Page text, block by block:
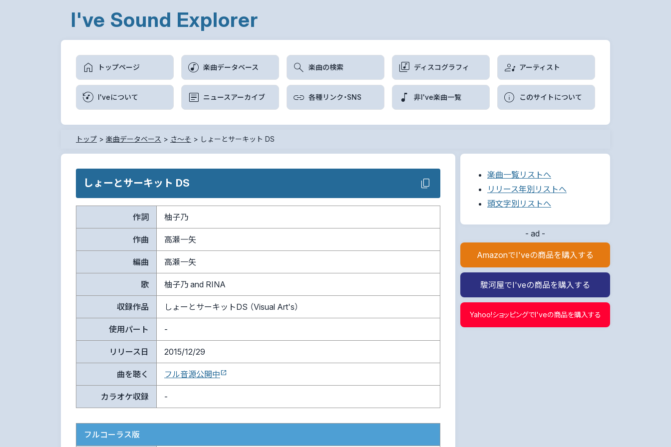
I've Sound Explorer
トップページ 楽曲データベース 楽曲の検索 ディスコグラフィ アーティスト
I'veについて ニュースアーカイブ 各種リンク・SNS 非I've楽曲一覧 このサイトについて
トップ > 楽曲データベース > さ～そ > しょーとサーキット DS
しょーとサーキット DS
作詞 柚子乃
作曲 高瀬一矢
編曲 高瀬一矢
歌 柚子乃 and RINA
収録作品 しょーとサーキットDS （Visual Art's）
使用パート -
リリース日 2015/12/29
曲を聴く フル音源公開中
カラオケ収録 -
フルコーラス版
楽曲一覧リストへ
リリース年別リストへ
頭文字別リストへ
- ad -
AmazonでI'veの商品を購入する
駿河屋でI'veの商品を購入する
Yahoo!ショッピングでI'veの商品を購入する